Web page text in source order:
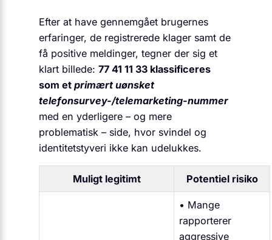
Efter at have gennemgået brugernes
erfaringer, de registrerede klager samt de
få positive meldinger, tegner der sig et
klart billede: 77 41 11 33 klassificeres
som et primært uønsket
telefonsurvey-/telemarketing-nummer
med en yderligere – og mere
problematisk – side, hvor svindel og
identitets­tyveri ikke kan udelukkes.
Muligt legitimt Potentiel risiko
• Mange
rapporterer
aggressive